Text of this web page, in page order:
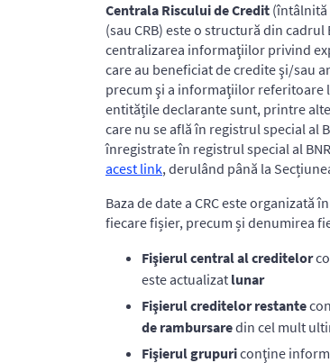
Centrala Riscului de Credit (întâlnită
(sau CRB) este o structură din
centralizarea informaţiilor privind
care au beneficiat de credite şi/sau
precum şi a informaţiilor referitoare
entitățile declarante sunt, printre
care nu se află în registrul special al
înregistrate în registrul special al
acest link, derulând până la
Baza de date a CRC este
fiecare fișier, precum și denumirea
Fişierul central al creditelor
este actualizat lunar
Fişierul creditelor restante
de rambursaredin cel mult
Fişierul grupuriconţine